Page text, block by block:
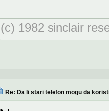
(c) 1982 sinclair
Re: Da li stari telefon mogu da